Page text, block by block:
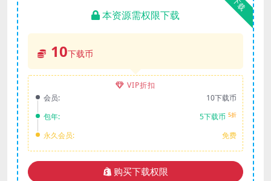
下载
本资源需权限下载
10下载币
VIP折扣
会员:
10下载币
包年:
5下载币 5折
永久会员: 免费
购买下载权限